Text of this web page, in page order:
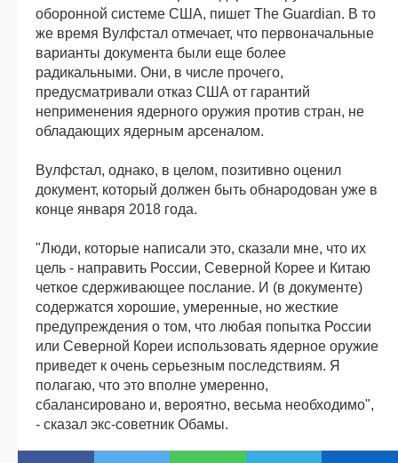
оборонной системе США, пишет The Guardian. В то
же время Вулфстал отмечает, что первоначальные
варианты документа были еще более
радикальными. Они, в числе прочего,
предусматривали отказ США от гарантий
неприменения ядерного оружия против стран, не
обладающих ядерным арсеналом.
Вулфстал, однако, в целом, позитивно оценил
документ, который должен быть обнародован уже в
конце января 2018 года.
"Люди, которые написали это, сказали мне, что их
цель - направить России, Северной Корее и Китаю
четкое сдерживающее послание. И (в документе)
содержатся хорошие, умеренные, но жесткие
предупреждения о том, что любая попытка России
или Северной Кореи использовать ядерное оружие
приведет к очень серьезным последствиям. Я
полагаю, что это вполне умеренно,
сбалансировано и, вероятно, весьма необходимо",
- сказал экс-советник Обамы.